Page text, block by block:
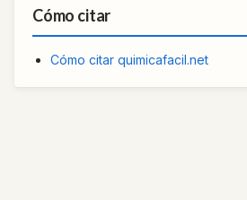
Cómo citar
Cómo citar quimicafacil.net